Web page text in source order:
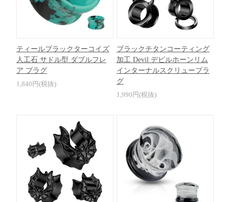
ティールブラックターコイズ
人工石 サドル型 ダブルフレ
ア プラグ
1,840円(税抜)
ブラックチタンコーティング
加工 Devil デビルホーンリム
インターナルスクリュープラ
グ
1,990円(税抜)